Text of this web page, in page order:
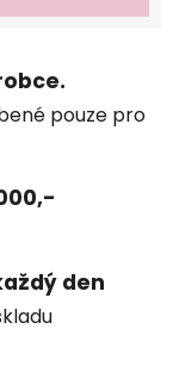
pouze pro
den